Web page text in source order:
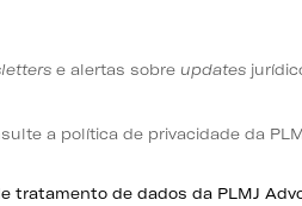
e alertas sobre updates
a política de privacidade da
tratamento de dados da PLMJ